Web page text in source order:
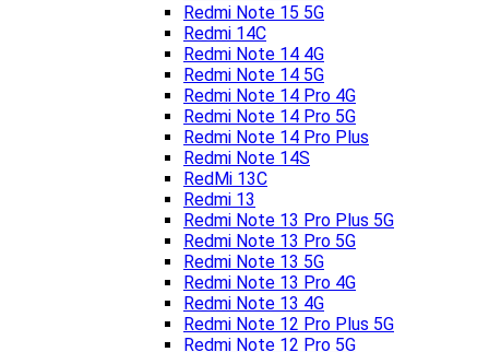
Redmi Note 15 5G
Redmi 14C
Redmi Note 14 4G
Redmi Note 14 5G
Redmi Note 14 Pro 4G
Redmi Note 14 Pro 5G
Redmi Note 14 Pro Plus
Redmi Note 14S
RedMi 13C
Redmi 13
Redmi Note 13 Pro Plus 5G
Redmi Note 13 Pro 5G
Redmi Note 13 5G
Redmi Note 13 Pro 4G
Redmi Note 13 4G
Redmi Note 12 Pro Plus 5G
Redmi Note 12 Pro 5G